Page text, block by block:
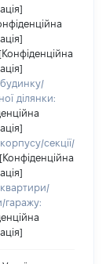
[Конфіденційна
ділянки:
секції/
[Конфіденційна
гаражу: